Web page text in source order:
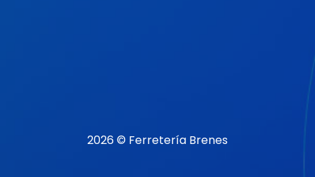
2026 © Ferretería Brenes